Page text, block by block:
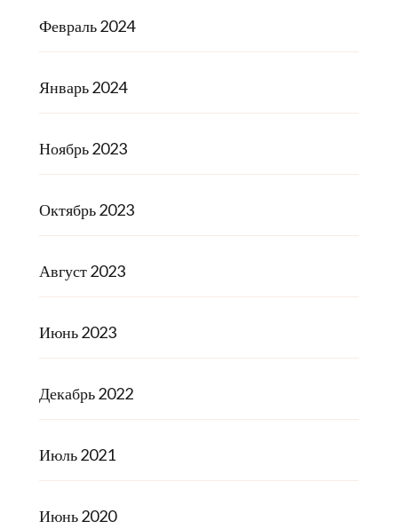
Февраль 2024
Январь 2024
Ноябрь 2023
Октябрь 2023
Август 2023
Июнь 2023
Декабрь 2022
Июль 2021
Июнь 2020